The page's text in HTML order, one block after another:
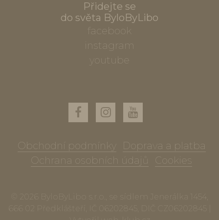
Přidejte se
do světa ByloByLibo
facebook
instagram
youtube
Obchodní podmínky
Doprava a platba
Ochrana osobních údajů
Cookies
© 2026 ByloByLibo s.r.o., se sídlem Jenerálka 1454,
666 02 Předklášteří, IČ 06202845, DIČ CZ06202845 |